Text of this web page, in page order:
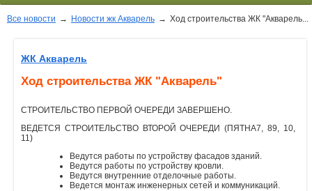
Застройщики
Новостройки
Новости
Все новости → Новости жк Акварель → Ход строительства ЖК "Акварель...
ЖК Акварель
Ход строительства ЖК "Акварель"
СТРОИТЕЛЬСТВО ПЕРВОЙ ОЧЕРЕДИ ЗАВЕРШЕНО.
ВЕДЕТСЯ СТРОИТЕЛЬСТВО ВТОРОЙ ОЧЕРЕДИ (ПЯТНА7, 89, 10,
11)
Ведутся работы по устройству фасадов зданий.
Ведутся работы по устройству кровли.
Ведутся внутренние отделочные работы.
Ведется монтаж инженерных сетей и коммуникаций.